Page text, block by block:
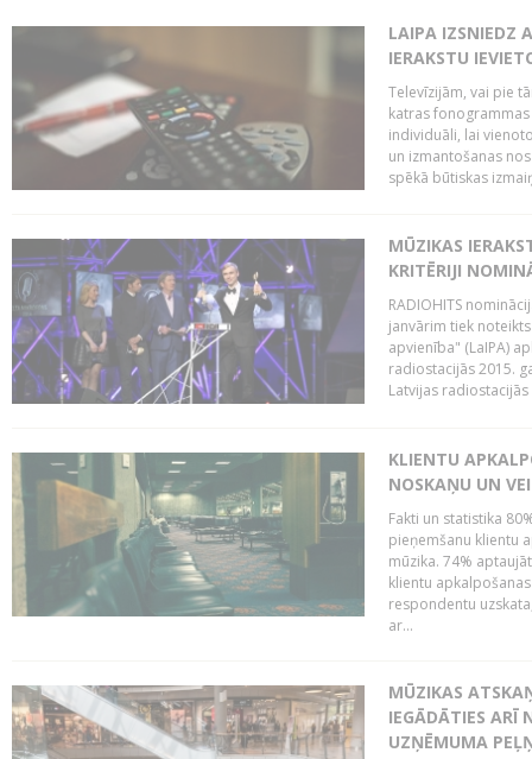
LAIPA IZSNIEDZ
IERAKSTU
Televīzijām, vai pie
katras
individuāli, lai
un izmantošanas
spēkā būtiskas
MŪZIKAS
KRITĒRIJI
RADIOHITS
janvārim tiek
apvienība" (LaIPA)
radiostacijās 2015.
Latvijas
KLIENTU
NOSKAŅU UN
Fakti un statistika
pieņemšanu klientu
mūzika. 74%
klientu
respondentu
ar...
MŪZIKAS
IEGĀDĀTIES ARĪ
UZŅĒMUMA